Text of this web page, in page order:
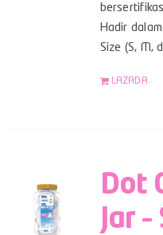
Hadir
Size (S, M,
LAZADA
Dot
Jar –